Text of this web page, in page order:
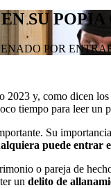
SU POPIA
POR
y, como dicen
tiempo para leer un
Su
puede entrar
o pareja de
un delito de